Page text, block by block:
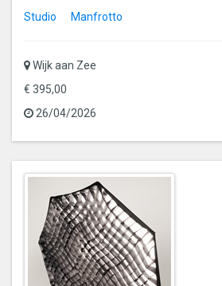
Studio
Manfrotto
Wijk aan Zee
€ 395,00
26/04/2026